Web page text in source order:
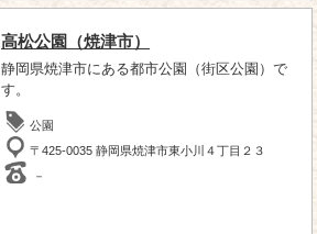
高松公園（焼津市）
静岡県焼津市にある都市公園（街区公園）で
す。
公園
〒425-0035 静岡県焼津市東小川４丁目２３
－